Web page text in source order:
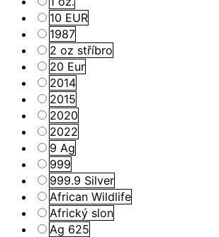
10 EUR
1987
2 oz stříbro
20 Eur
2014
2015
2020
2022
9 Ag
999
999.9 Silver
African Wildlife
Africký slon
Ag 625